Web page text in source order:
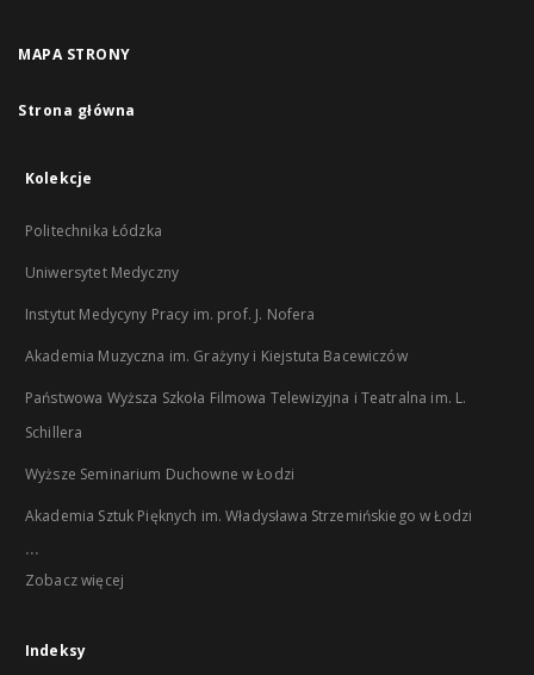
MAPA STRONY
Strona główna
Kolekcje
Politechnika Łódzka
Uniwersytet Medyczny
Instytut Medycyny Pracy im. prof. J. Nofera
Akademia Muzyczna im. Grażyny i Kiejstuta Bacewiczów
Państwowa Wyższa Szkoła Filmowa Telewizyjna i Teatralna im. L.
Schillera
Wyższe Seminarium Duchowne w Łodzi
Akademia Sztuk Pięknych im. Władysława Strzemińskiego w Łodzi
...
Zobacz więcej
Indeksy